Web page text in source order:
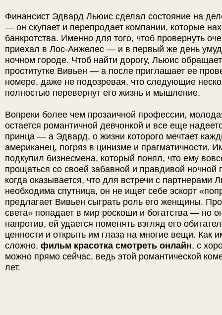
Финансист Эдвард Льюис сделал состояние на
— он скупает и перепродает компании, которые
банкротства. Именно для того, чтоб провернуть
приехал в Лос-Анжелес — и в первый же день
ночном городе. Чтоб найти дорогу, Льюис
проститутке Вивьен — а после приглашает ее
номере, даже не подозревая, что следующие
полностью перевернут его жизнь и мышление.
Вопреки более чем прозаичной профессии,
остается романтичной девчонкой и все еще
принца — а Эдвард, о жизни которого мечтает
американец, погряз в цинизме и прагматичности.
подкупил бизнесмена, который понял, что ему
прощаться со своей забавной и правдивой ночной
когда оказывается, что для встречи с партнерами
необходима спутница, он не ищет себе эскорт
предлагает Вивьен сыграть роль его женщины.
света» попадает в мир роскоши и богатства — но
напротив, ей удается поменять взгляд его
ценности и открыть им глаза на многие вещи. Как
сложно, фильм красотка смотреть онлайн, с
можно прямо сейчас, ведь этой романтической
лет.